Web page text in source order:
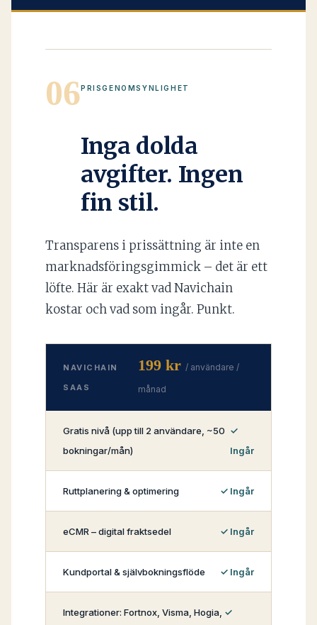
06PRISGENOMSYNLIGHET
Inga dolda
avgifter. Ingen
fin stil.
Transparens i prissättning är inte en
marknadsföringsgimmick – det är ett
löfte. Här är exakt vad Navichain
kostar och vad som ingår. Punkt.
NAVICHAIN
SAAS
199 kr / användare /
månad
Gratis nivå (upp till 2 användare, ~50
bokningar/mån)
Ingår
Ruttplanering & optimering Ingår
eCMR – digital fraktsedel Ingår
Kundportal & självbokningsflöde Ingår
Integrationer: Fortnox, Visma, Hogia,